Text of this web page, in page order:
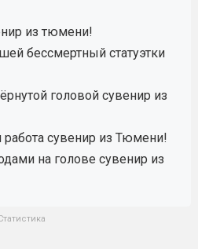
из тюмени!
бессмертный статуэтки
головой сувенир из
сувенир из Тюмени!
на голове сувенир из